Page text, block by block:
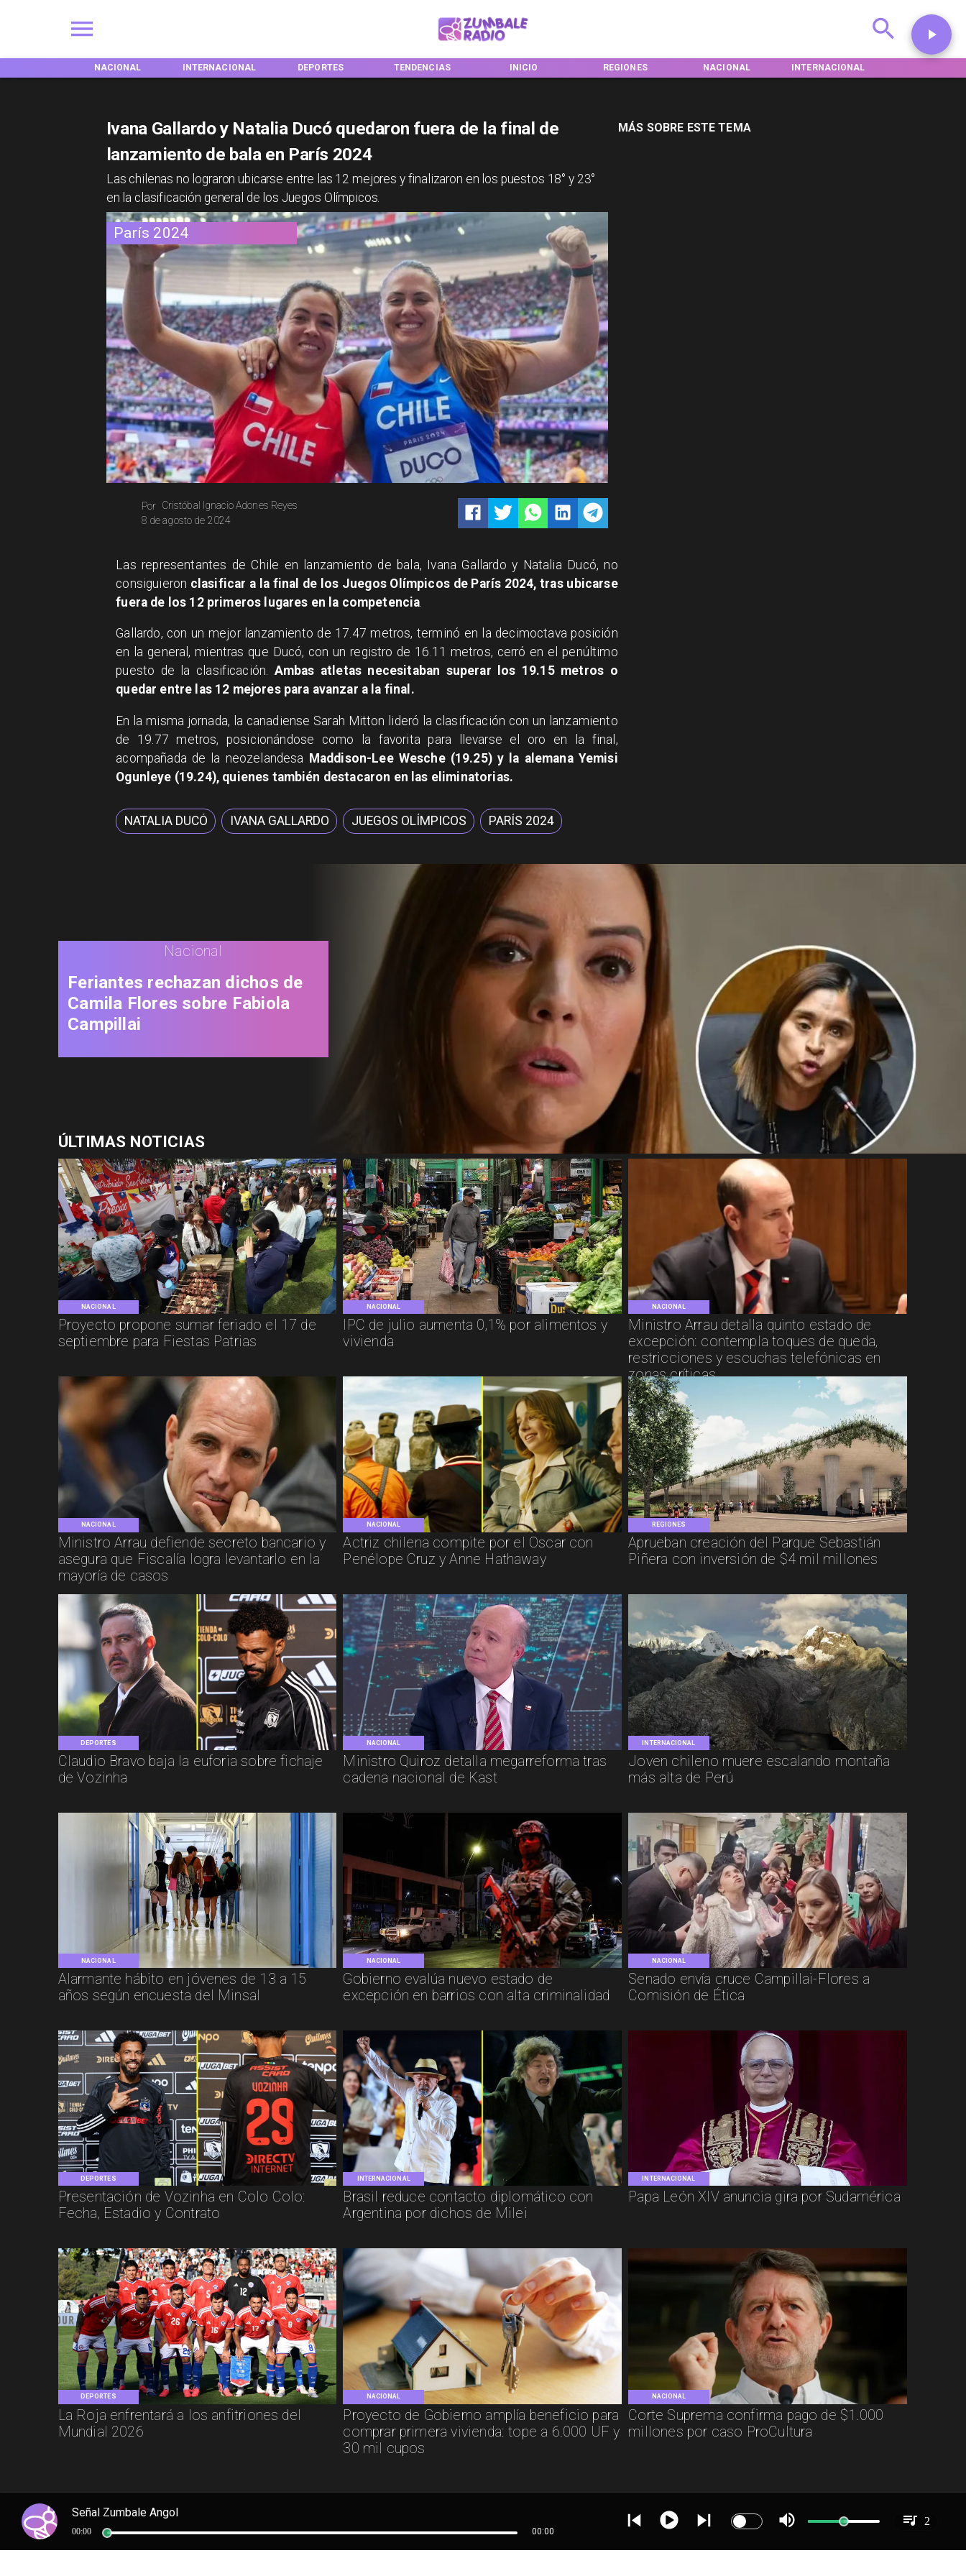
NACIONAL INTERNACIONAL DEPORTES TENDENCIAS INICIO REGIONES NACIONAL INTERNACIONAL
París 2024
Cristóbal Ignacio Adones Reyes
Por
8 de agosto de 2024
MÁS SOBRE ESTE TEMA
Ivana Gallardo y Natalia Ducó quedaron fuera de la final de
lanzamiento de bala en París 2024
Las chilenas no lograron ubicarse entre las 12 mejores y finalizaron en los puestos 18° y 23°
en la clasificación general de los Juegos Olímpicos.
Las representantes de Chile en lanzamiento de bala, Ivana Gallardo y Natalia Ducó, no
consiguieron clasificar a la final de los Juegos Olímpicos de París 2024, tras ubicarse
fuera de los 12 primeros lugares en la competencia
Gallardo, con un mejor lanzamiento de 17.47 metros, terminó en la decimoctava posición
en la general, mientras que Ducó, con un registro de 16.11 metros, cerró en el penúltimo
puesto de la clasificación. Ambas atletas necesitaban superar los 19.15 metros o
quedar entre las 12 mejores para avanzar a la final.
En la misma jornada, la canadiense Sarah Mitton lideró la clasificación con un lanzamiento
de 19.77 metros, posicionándose como la favorita para llevarse el oro en la final,
acompañada de la neozelandesa Maddison-Lee Wesche (19.25) y la alemana Yemisi
Ogunleye (19.24), quienes también destacaron en las eliminatorias.
NATALIA DUCÓ IVANA GALLARDO JUEGOS OLÍMPICOS PARÍS 2024
NACIONAL
Proyecto propone sumar feriado el 17 de
septiembre para Fiestas Patrias
NACIONAL
IPC de julio aumenta 0,1% por alimentos y
vivienda
NACIONAL
Ministro Arrau detalla quinto estado de
excepción: contempla toques de queda,
restricciones y escuchas telefónicas en
zonas críticas
NACIONAL
Ministro Arrau defiende secreto bancario y
asegura que Fiscalía logra levantarlo en la
mayoría de casos
NACIONAL
Actriz chilena compite por el Oscar con
Penélope Cruz y Anne Hathaway
REGIONES
Aprueban creación del Parque Sebastián
Piñera con inversión de $4 mil millones
DEPORTES
Claudio Bravo baja la euforia sobre fichaje
de Vozinha
NACIONAL
Ministro Quiroz detalla megarreforma tras
cadena nacional de Kast
INTERNACIONAL
Joven chileno muere escalando montaña
más alta de Perú
NACIONAL
Alarmante hábito en jóvenes de 13 a 15
años según encuesta del Minsal
NACIONAL
Gobierno evalúa nuevo estado de
excepción en barrios con alta criminalidad
NACIONAL
Senado envía cruce Campillai-Flores a
Comisión de Ética
DEPORTES
Presentación de Vozinha en Colo Colo:
Fecha, Estadio y Contrato
INTERNACIONAL
Brasil reduce contacto diplomático con
Argentina por dichos de Milei
INTERNACIONAL
Papa León XIV anuncia gira por Sudamérica
DEPORTES
La Roja enfrentará a los anfitriones del
Mundial 2026
NACIONAL
Proyecto de Gobierno amplía beneficio para
comprar primera vivienda: tope a 6.000 UF y
30 mil cupos
NACIONAL
Corte Suprema confirma pago de $1.000
millones por caso ProCultura
Nacional
Feriantes rechazan dichos de
Camila Flores sobre Fabiola
Campillai
ÚLTIMAS NOTICIAS
Señal Zumbale Angol
00:00 00:00
2